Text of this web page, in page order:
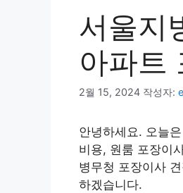
서울지
아파트
2월 15, 2024 작성자:
안녕하세요. 오늘
비용, 원룸 포장이
병무청 포장이사
하겠습니다.